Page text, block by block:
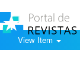
View Item